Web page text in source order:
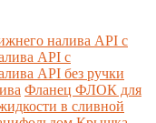
налива API с
API с
API без ручки
Фланец ФЛОК для
в сливной